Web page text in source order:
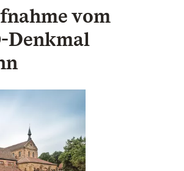
vom
Denkmal